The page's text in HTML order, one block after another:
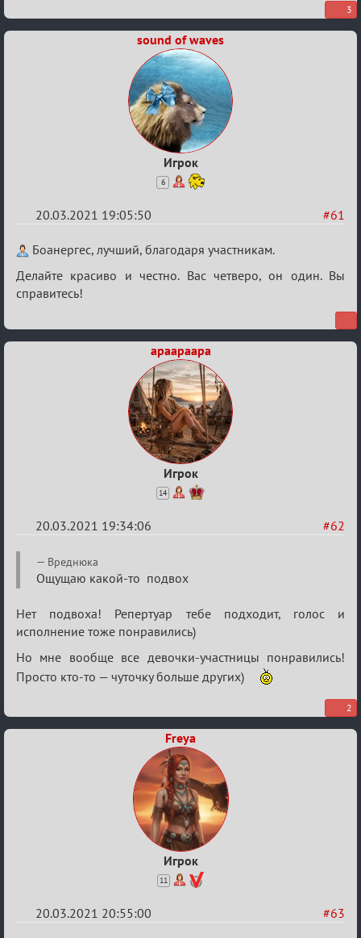
3
sound of waves
Игрок
6
#61
20.03.2021 19:05:50
Re:
ГОЛОС
МАФИИ
Боанергес, лучший, благодаря участникам.
Делайте красиво и честно. Вас четверо, он один. Вы
справитесь!
apaapaapa
Игрок
14
#62
20.03.2021 19:34:06
Re:
ГОЛОС
(обсуждение)
Вреднюка
Ощущаю какой-то подвох
Нет подвоха! Репертуар тебе подходит, голос и
исполнение тоже понравились)
Но мне вообще все девочки-участницы понравились!
Просто кто-то — чуточку больше других)
2
Freya
Игрок
11
#63
20.03.2021 20:55:00